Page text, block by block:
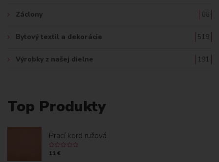
Záclony 66
Bytový textil a dekorácie 519
Výrobky z našej dielne 191
Top Produkty
Prací kord ružová
11 €